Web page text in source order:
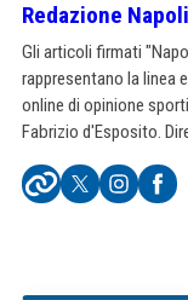
Redazione
Gli articoli firmati
rappresentano la linea
online di opinione
Fabrizio d'Esposito.